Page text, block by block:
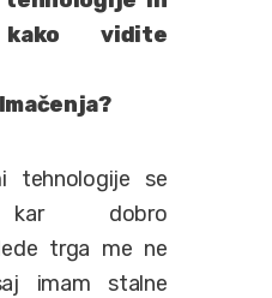
vidite
tehnologije se
kar dobro
trga me ne
imam stalne